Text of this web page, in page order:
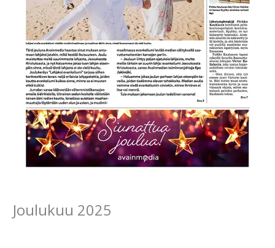
Joulukuu 2025